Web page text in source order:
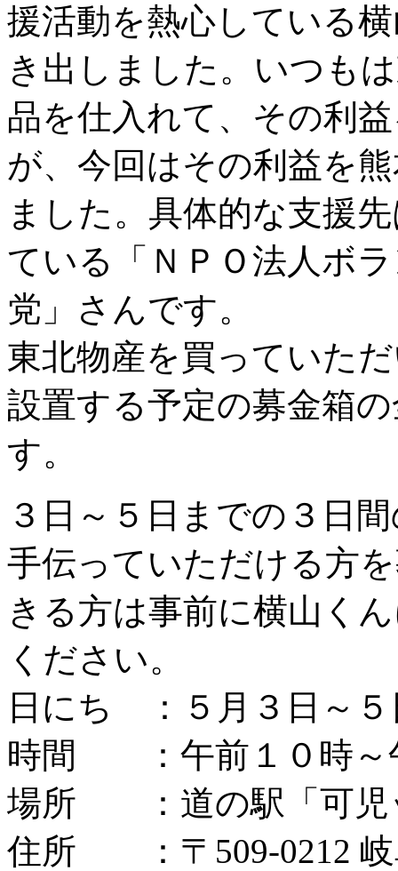
援活動を熱心している
き出しました。いつも
品を仕入れて、その利
が、今回はその利益を
ました。具体的な支援
ている「ＮＰＯ法人ボ
党」さんです。
東北物産を買っていた
設置する予定の募金箱
す。
３日～５日までの３日
手伝っていただける方
きる方は事前に横山く
ください。
日にち ：５月３日～５
時間 ：午前１０時～
場所 ：道の駅「可児
住所 ：〒 509-0212